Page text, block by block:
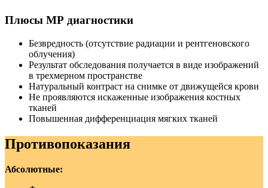
Плюсы МР диагностики
Безвредность (отсутствие радиации и рентгеновского
облучения)
Результат обследования получается в виде изображений
в трехмерном пространстве
Натуральный контраст на снимке от движущейся крови
Не проявляются искаженные изображения костных
тканей
Повышенная дифференциация мягких тканей
Противопоказания
Абсолютные: